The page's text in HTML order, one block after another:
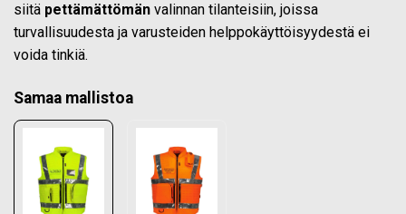
siitä pettämättömän valinnan tilanteisiin, joissa
turvallisuudesta ja varusteiden helppokäyttöisyydestä ei
voida tinkiä.
Samaa mallistoa